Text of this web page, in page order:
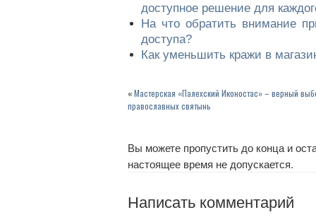
доступное решение для
На что обратить внимание
доступа?
Как уменьшить кражи в
«Мастерская «Палехский Иконостас» – верный
православных святынь
Вы можете пропустить до конца и
настоящее время не допускается.
Написать комментарий